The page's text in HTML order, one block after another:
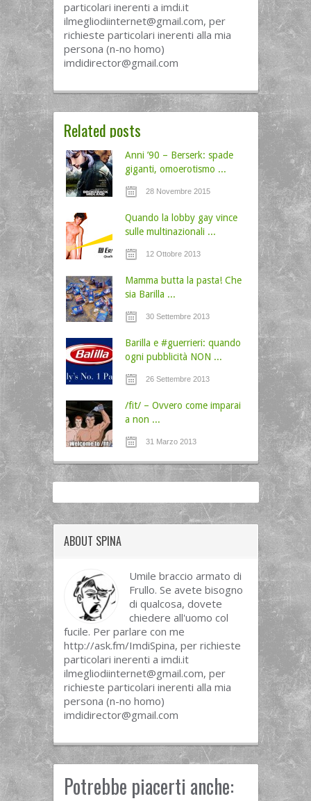
particolari inerenti a imdi.it
ilmegliodiinternet@gmail.com, per
richieste particolari inerenti alla mia
persona (n-no homo)
imdidirector@gmail.com
Related posts
Anni ’90 – Berserk: spade
giganti, omoerotismo ...
28 Novembre 2015
Quando la lobby gay vince
sulle multinazionali ...
12 Ottobre 2013
Mamma butta la pasta! Che
sia Barilla ...
30 Settembre 2013
Barilla e #guerrieri: quando
ogni pubblicità NON ...
26 Settembre 2013
/fit/ – Ovvero come imparai
a non ...
31 Marzo 2013
ABOUT SPINA
Umile braccio armato di
Frullo. Se avete bisogno
di qualcosa, dovete
chiedere all'uomo col
fucile. Per parlare con me
http://ask.fm/ImdiSpina, per richieste
particolari inerenti a imdi.it
ilmegliodiinternet@gmail.com, per
richieste particolari inerenti alla mia
persona (n-no homo)
imdidirector@gmail.com
Potrebbe piacerti anche: